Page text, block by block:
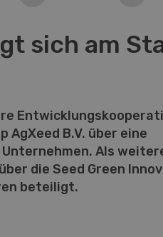
sich am
B.V. über eine
Als
die Seed Green
beteiligt.